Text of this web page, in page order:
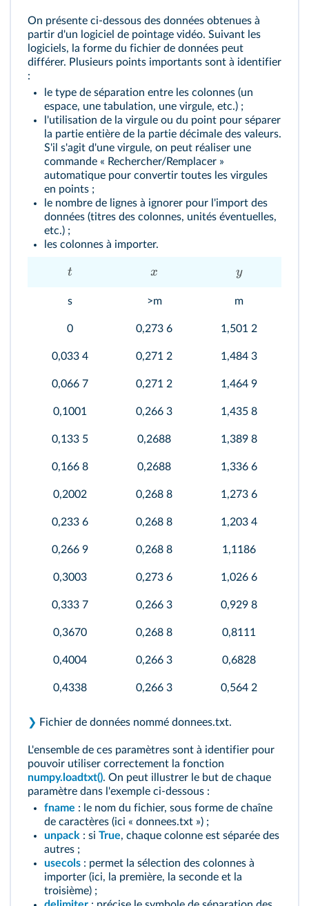
On présente ci-dessous des données obtenues à
partir d'un logiciel de pointage vidéo. Suivant les
logiciels, la forme du fichier de données peut
différer. Plusieurs points importants sont à identifier
:
le type de séparation entre les colonnes (un
espace, une tabulation, une virgule, etc.) ;
l'utilisation de la virgule ou du point pour séparer
la partie entière de la partie décimale des valeurs.
S'il s'agit d'une virgule, on peut réaliser une
commande « Rechercher/Remplacer »
automatique pour convertir toutes les virgules
en points ;
le nombre de lignes à ignorer pour l'import des
données (titres des colonnes, unités éventuelles,
etc.) ;
les colonnes à importer.
t x y
s >m m
0 0,273 6 1,501 2
0,033 4 0,271 2 1,484 3
0,066 7 0,271 2 1,464 9
0,1001 0,266 3 1,435 8
0,133 5 0,2688 1,389 8
0,166 8 0,2688 1,336 6
0,2002 0,268 8 1,273 6
0,233 6 0,268 8 1,203 4
0,266 9 0,268 8 1,1186
0,3003 0,273 6 1,026 6
0,333 7 0,266 3 0,929 8
0,3670 0,268 8 0,8111
0,4004 0,266 3 0,6828
0,4338 0,266 3 0,564 2
❯ Fichier de données nommé donnees.txt.
L'ensemble de ces paramètres sont à identifier pour
pouvoir utiliser correctement la fonction
numpy.loadtxt(). On peut illustrer le but de chaque
paramètre dans l'exemple ci-dessous :
fname : le nom du fichier, sous forme de chaîne
de caractères (ici « donnees.txt ») ;
unpack : si True, chaque colonne est séparée des
autres ;
usecols : permet la sélection des colonnes à
importer (ici, la première, la seconde et la
troisième) ;